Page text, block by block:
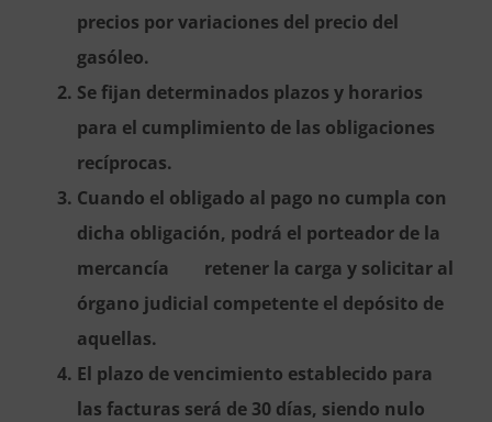
precios por variaciones del precio del
gasóleo.
Se fijan determinados plazos y horarios
para el cumplimiento de las obligaciones
recíprocas.
Cuando el obligado al pago no cumpla con
dicha obligación, podrá el porteador de la
mercancía retener la carga y solicitar al
órgano judicial competente el depósito de
aquellas.
El plazo de vencimiento establecido para
las facturas será de 30 días, siendo nulo